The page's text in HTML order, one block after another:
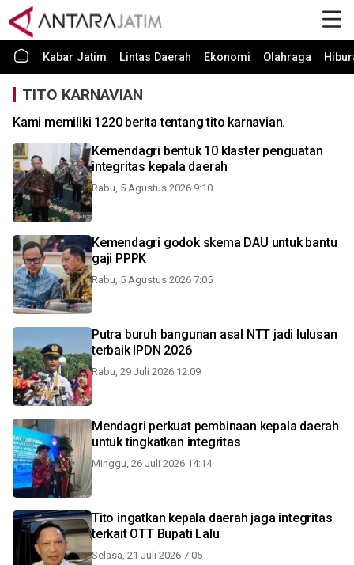
Kabar Jatim Lintas Daerah Ekonomi Olahraga
TITO KARNAVIAN
Kami memiliki 1220 berita tentang tito karnavian.
Kemendagri bentuk 10 klaster penguatan
integritas kepala daerah
Rabu, 5 Agustus 2026 9:10
Kemendagri godok skema DAU untuk bantu
gaji PPPK
Rabu, 5 Agustus 2026 7:05
Putra buruh bangunan asal NTT jadi lulusan
terbaik IPDN 2026
Rabu, 29 Juli 2026 12:09
Mendagri perkuat pembinaan kepala daerah
untuk tingkatkan integritas
Minggu, 26 Juli 2026 14:14
Tito ingatkan kepala daerah jaga integritas
terkait OTT Bupati Lalu
Selasa, 21 Juli 2026 7:05